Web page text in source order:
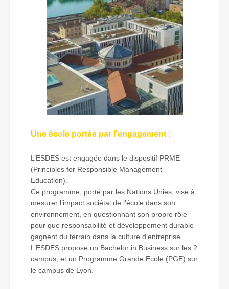
Une école portée par l’engagement :
L’ESDES est engagée dans le dispositif PRME
(Principles for Responsible Management
Education).
Ce programme, porté par les Nations Unies, vise à
mesurer l’impact sociétal de l’école dans son
environnement, en questionnant son propre rôle
pour que responsabilité et développement durable
gagnent du terrain dans la culture d’entreprise.
L’ESDES propose un Bachelor in Business sur les 2
campus, et un Programme Grande Ecole (PGE) sur
le campus de Lyon.